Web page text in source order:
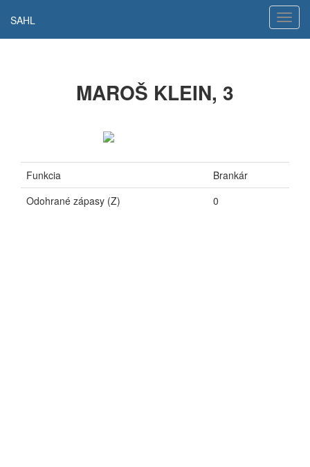
SAHL
MAROŠ KLEIN, 3
Funkcia
Brankár
Odohrané zápasy (Z)
0